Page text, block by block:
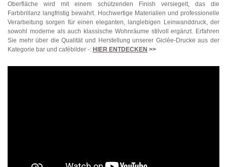
Oberfläche wird mit einem schützenden Finish versiegelt, das die
Farbbrillanz langfristig bewahrt. Hochwertige Materialien und professionelle
Verarbeitung sorgen für einen eleganten, langlebigen Leinwanddruck, der
sowohl moderne als auch klassische Wohnräume stilvoll ergänzt. Erfahren
Sie mehr über die Qualität und Herstellung unserer Giclée-Drucke aus der
Kategorie bar und cafébilder -: HIER ENTDECKEN >>